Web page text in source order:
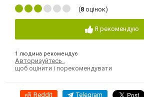
(8 оцінок)
Я рекомендую
1 людина рекомендує
Авторизуйтесь
щоб оцінити і порекомендувати
Reddit Telegram